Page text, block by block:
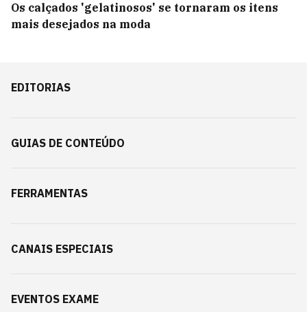
Os calçados 'gelatinosos' se tornaram os itens
mais desejados na moda
EDITORIAS
GUIAS DE CONTEÚDO
FERRAMENTAS
CANAIS ESPECIAIS
EVENTOS EXAME